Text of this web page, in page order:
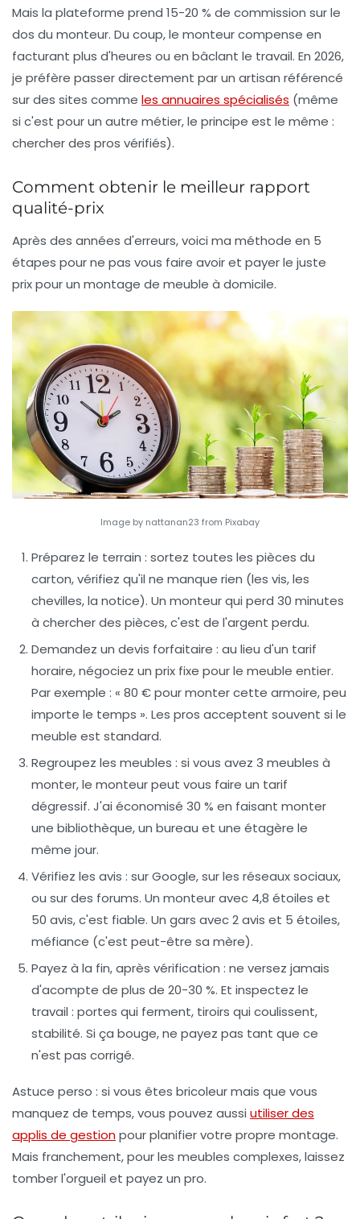
Mais la plateforme prend 15-20 % de commission sur le
dos du monteur. Du coup, le monteur compense en
facturant plus d'heures ou en bâclant le travail. En 2026,
je préfère passer directement par un artisan référencé
sur des sites comme les annuaires spécialisés (même
si c'est pour un autre métier, le principe est le même :
chercher des pros vérifiés).
Comment obtenir le meilleur rapport
qualité-prix
Après des années d'erreurs, voici ma méthode en 5
étapes pour ne pas vous faire avoir et payer le juste
prix pour un montage de meuble à domicile.
Image by nattanan23 from Pixabay
Préparez le terrain : sortez toutes les pièces du
carton, vérifiez qu'il ne manque rien (les vis, les
chevilles, la notice). Un monteur qui perd 30 minutes
à chercher des pièces, c'est de l'argent perdu.
Demandez un devis forfaitaire : au lieu d'un tarif
horaire, négociez un prix fixe pour le meuble entier.
Par exemple : « 80 € pour monter cette armoire, peu
importe le temps ». Les pros acceptent souvent si le
meuble est standard.
Regroupez les meubles : si vous avez 3 meubles à
monter, le monteur peut vous faire un tarif
dégressif. J'ai économisé 30 % en faisant monter
une bibliothèque, un bureau et une étagère le
même jour.
Vérifiez les avis : sur Google, sur les réseaux sociaux,
ou sur des forums. Un monteur avec 4,8 étoiles et
50 avis, c'est fiable. Un gars avec 2 avis et 5 étoiles,
méfiance (c'est peut-être sa mère).
Payez à la fin, après vérification : ne versez jamais
d'acompte de plus de 20-30 %. Et inspectez le
travail : portes qui ferment, tiroirs qui coulissent,
stabilité. Si ça bouge, ne payez pas tant que ce
n'est pas corrigé.
Astuce perso : si vous êtes bricoleur mais que vous
manquez de temps, vous pouvez aussi utiliser des
applis de gestionpour planifier votre propre montage.
Mais franchement, pour les meubles complexes, laissez
tomber l'orgueil et payez un pro.